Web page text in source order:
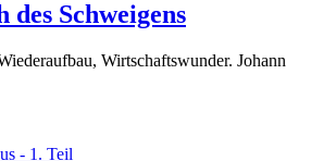
Schweigens
Wirtschaftswunder. Johann